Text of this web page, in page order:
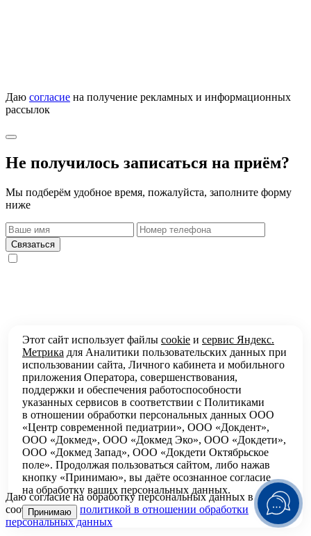
Даю согласие на получение рекламных и информационных
рассылок
Не получилось записаться на приём?
Мы подберём удобное время, пожалуйста, заполните форму
ниже
Даю согласие на обработку персональных данных в
соответствии с политикой в отношении обработки
персональных данных
Этот сайт использует файлы cookie и сервис Яндекс.
Метрика для Аналитики пользовательских данных при
использовании сайта, Личного кабинета и мобильного
приложения Оператора, совершенствования,
поддержки и обеспечения работоспособности
указанных сервисов в соответствии с Политиками
в отношении обработки персональных данных ООО
«Центр современной педиатрии», ООО «Докдент»,
ООО «Докмед», ООО «Докмед Эко», ООО «Докдети»,
ООО «Докмед Запад», ООО «Докдети Октябрьское
поле». Продолжая пользоваться сайтом, либо нажав
кнопку «Принимаю», вы даёте осознанное согласие
на обработку ваших персональных данных.
Принимаю